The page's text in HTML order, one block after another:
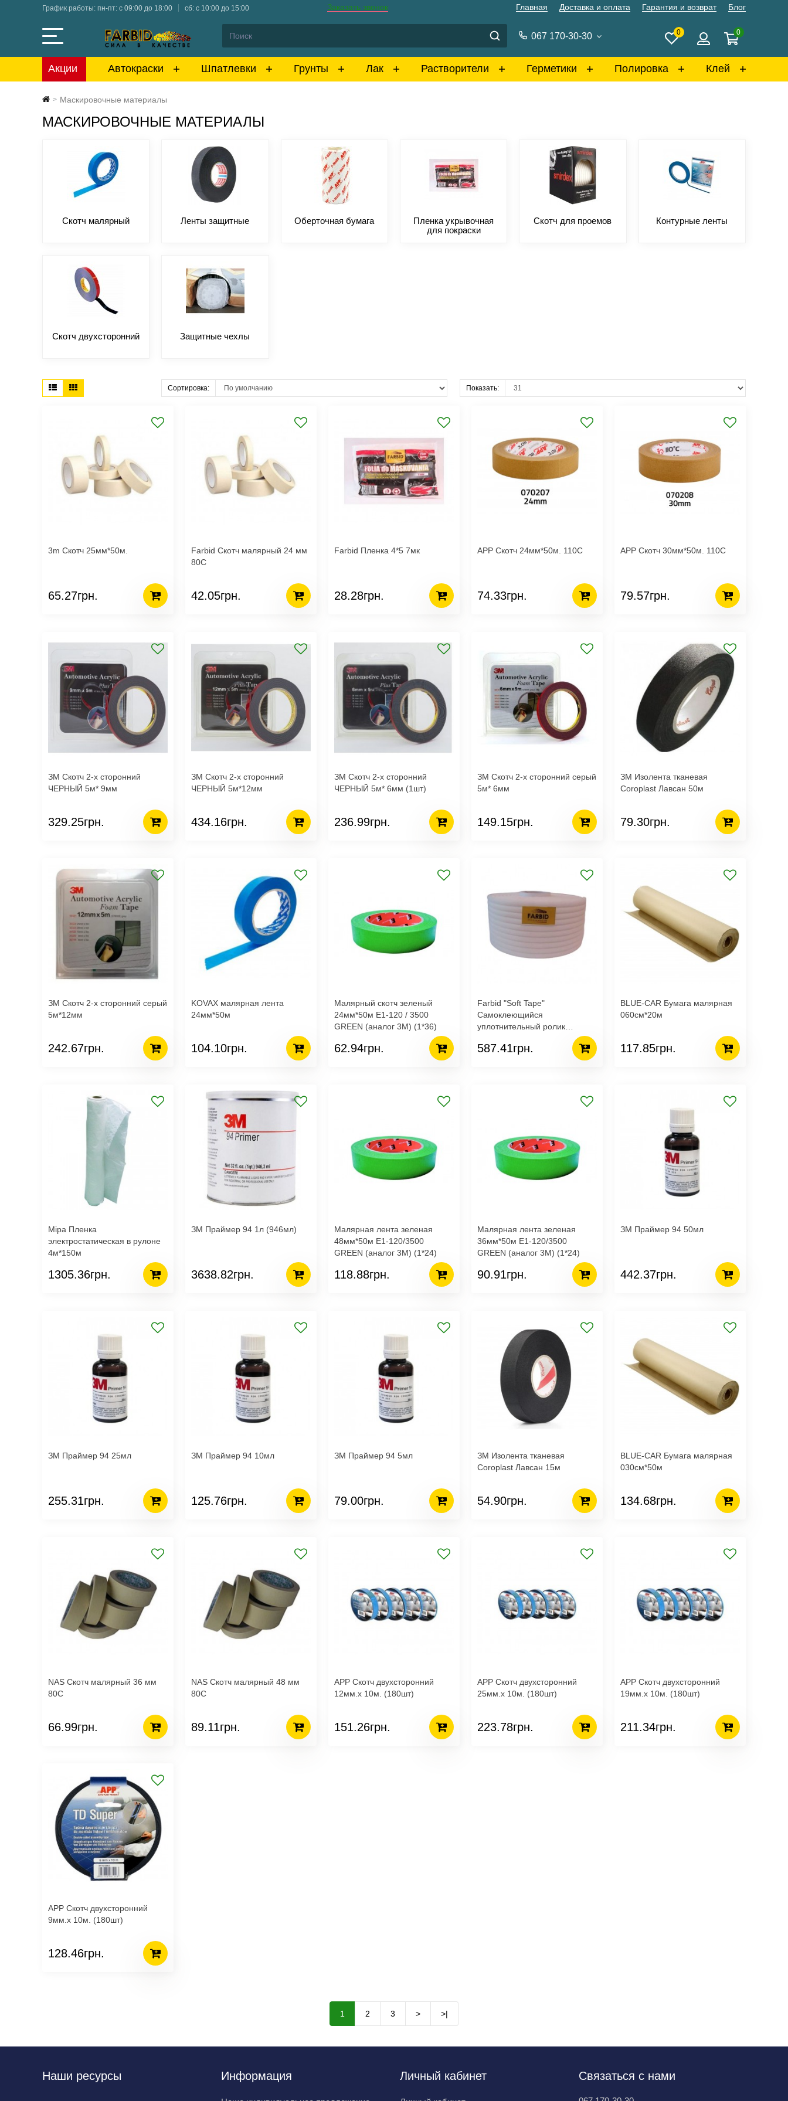
График работы: пн-пт: с 09:00 до 18:00 сб: с 10:00 до 15:00 Заказать звонок Главная Доставка и оплата Гарантия и возврат Блог
067 170-30-30 0 0
Акции Автокраски Шпатлевки Грунты Лак Растворители Герметики Полировка Клей
> Маскировочные материалы
МАСКИРОВОЧНЫЕ МАТЕРИАЛЫ
Скотч малярный Ленты защитные Оберточная бумага
Пленка укрывочная
для покраски
Скотч для проемов Контурные ленты
Скотч двухсторонний Защитные чехлы
Сортировка: Показать:
3m Скотч 25мм*50м.
65.27грн.
Farbid Скотч малярный 24 мм
80С
42.05грн.
Farbid Пленка 4*5 7мк
28.28грн.
APP Скотч 24мм*50м. 110С
74.33грн.
APP Скотч 30мм*50м. 110С
79.57грн.
ЗМ Скотч 2-х сторонний
ЧЕРНЫЙ 5м* 9мм
329.25грн.
ЗМ Скотч 2-х сторонний
ЧЕРНЫЙ 5м*12мм
434.16грн.
ЗМ Скотч 2-х сторонний
ЧЕРНЫЙ 5м* 6мм (1шт)
236.99грн.
ЗМ Скотч 2-х сторонний серый
5м* 6мм
149.15грн.
ЗМ Изолента тканевая
Coroplast Лавсан 50м
79.30грн.
ЗМ Скотч 2-х сторонний серый
5м*12мм
242.67грн.
KOVAX малярная лента
24мм*50м
104.10грн.
Малярный скотч зеленый
24мм*50м E1-120 / 3500
GREEN (аналог 3М) (1*36)
62.94грн.
Farbid "Soft Tape"
Самоклеющийся
уплотнительный ролик
587.41грн.
BLUE-CAR Бумага малярная
060см*20м
117.85грн.
Mipa Пленка
электростатическая в рулоне
4м*150м
1305.36грн.
ЗМ Праймер 94 1л (946мл)
3638.82грн.
Малярная лента зеленая
48мм*50м E1-120/3500
GREEN (аналог 3М) (1*24)
118.88грн.
Малярная лента зеленая
36мм*50м E1-120/3500
GREEN (аналог 3М) (1*24)
90.91грн.
ЗМ Праймер 94 50мл
442.37грн.
ЗМ Праймер 94 25мл
255.31грн.
ЗМ Праймер 94 10мл
125.76грн.
ЗМ Праймер 94 5мл
79.00грн.
ЗМ Изолента тканевая
Coroplast Лавсан 15м
54.90грн.
BLUE-CAR Бумага малярная
030см*50м
134.68грн.
NAS Скотч малярный 36 мм
80С
66.99грн.
NAS Скотч малярный 48 мм
80С
89.11грн.
APP Скотч двухсторонний
12мм.х 10м. (180шт)
151.26грн.
APP Скотч двухсторонний
25мм.х 10м. (180шт)
223.78грн.
APP Скотч двухсторонний
19мм.х 10м. (180шт)
211.34грн.
APP Скотч двухсторонний
9мм.х 10м. (180шт)
128.46грн.
1 2 3 > >|
Наши ресурсы Информация Личный кабинет Связаться с нами